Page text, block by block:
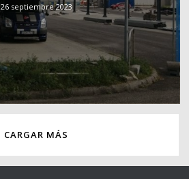
26 septiembre 2023
CARGAR MÁS